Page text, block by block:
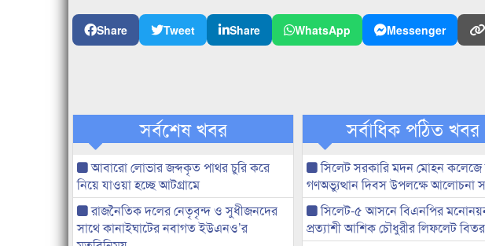
Share Tweet Share WhatsApp Messenger
সর্বশেষ খবর
আবারো লোভার জব্দকৃত পাথর চুরি করে
নিয়ে যাওয়া হচ্ছে আটগ্রামে
রাজনৈতিক দলের নেতৃবৃন্দ ও সুধীজনদের
সাথে কানাইঘাটের নবাগত ইউএনও’র
সর্বাধিক পঠিত খবর
সিলেট সরকারি মদন মোহন
গণঅভ্যুত্থান দিবস উপলক্ষে আলোচনা
সিলেট-৫ আসনে বিএনপির
প্রত্যাশী আশিক চৌধুরীর লিফলেট